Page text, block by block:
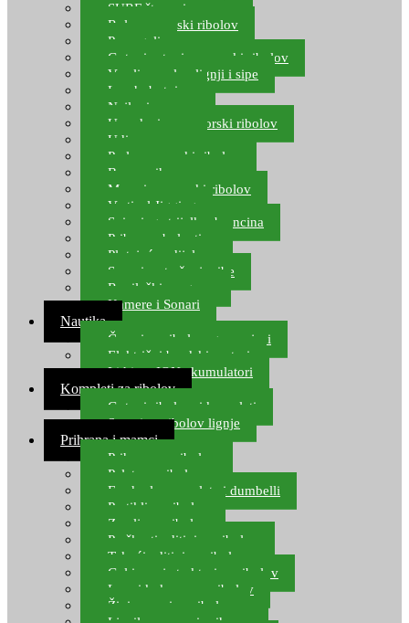
SURF štapovi
Role za morski ribolov
Parangali
Gotovi setovi za morski ribolov
Varalice za lov lignji i sipe
Lov hobotnice
Najloni za more
Upredenice za morski ribolov
Udice za more
Perle za morski ribolov
Brum prihrana za more
Mamci za morski ribolov
Vertical Jigging
Spinning strijelke, brancina
Pribor za bolentino
Plutajuća odijela
Sonari za traženje ribe
Ronilački program
Kamere i Sonari
Nautika
Čamci za ribolov, gumenjaci
Električni brodski motori
Lithium ION akumulatori
Kompleti za ribolov
Gotovi ribolovni kompleti
Setovi za ribolov lignje
Prihrana i mamci
Prihrana za ribolov
Pelete za ribolov
Feeder lovne pelete i dumbelli
Partikli za ribolov
Zemlja za ribolov
Praškasti aditivi za ribolov
Tekući aditivi za ribolov
Gel i sprej atraktori za ribolov
Lovni kukuruz za ribolov
Živi mamci za ribolov